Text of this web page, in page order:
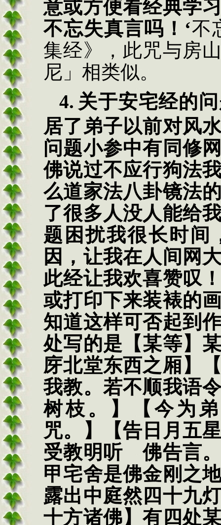
意或方便看经典学
不忘失真言吗！ ‘不
集经》，此咒与房
尼」相类似。
4. 关于安宅经的
居了弟子以前对风
问题小参中有同修
佛说过不应行狗法
么道家法八卦镜法
了很多人没人能给
题困扰我很长时间
因，让我在人间网
此经让我欢喜赞叹
或打印下来装裱的
知道这样可否起到
处写的是【某等】
庌北堂东西之厢】
我教。若不顺我语
树枝。】【今为
咒。】【告日月五
受教明听 佛告言
甲宅舍是佛金刚之
露出中庭然四十九
十方诸佛】有四处